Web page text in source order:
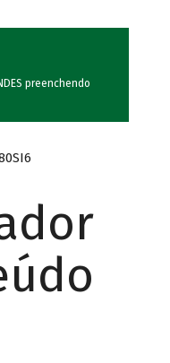
preenchendo